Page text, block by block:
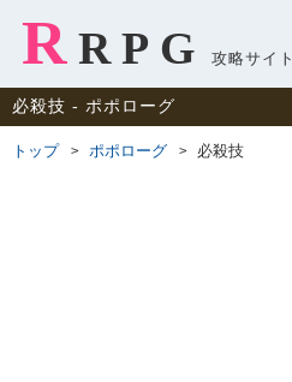
R RPG 攻略サイト
必殺技 ‐ ポポローグ
トップ ポポローグ 必殺技